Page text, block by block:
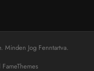
Minden Jog Fenntartva.
FameThemes